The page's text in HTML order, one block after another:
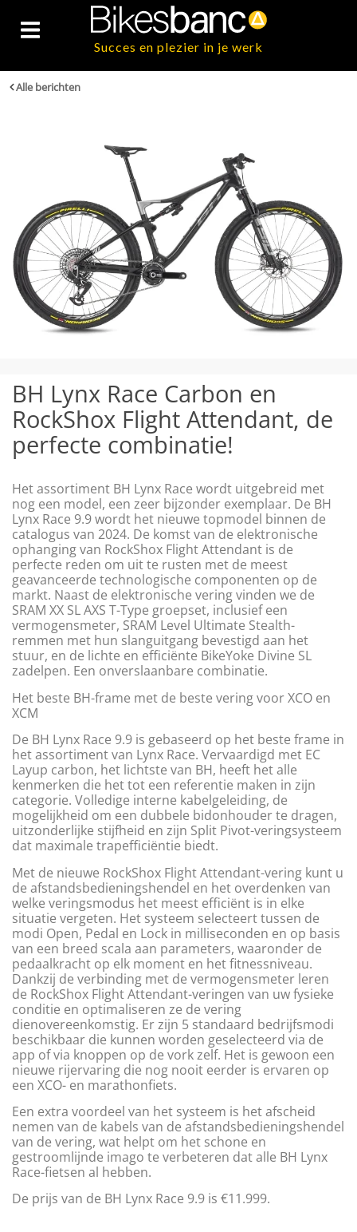
Succes en plezier in je werk
Alle berichten
BH Lynx Race Carbon en
RockShox Flight Attendant, de
perfecte combinatie!
Het assortiment BH Lynx Race wordt uitgebreid met
nog een model, een zeer bijzonder exemplaar. De BH
Lynx Race 9.9 wordt het nieuwe topmodel binnen de
catalogus van 2024. De komst van de elektronische
ophanging van RockShox Flight Attendant is de
perfecte reden om uit te rusten met de meest
geavanceerde technologische componenten op de
markt. Naast de elektronische vering vinden we de
SRAM XX SL AXS T-Type groepset, inclusief een
vermogensmeter, SRAM Level Ultimate Stealth-
remmen met hun slanguitgang bevestigd aan het
stuur, en de lichte en efficiënte BikeYoke Divine SL
zadelpen. Een onverslaanbare combinatie.
Het beste BH-frame met de beste vering voor XCO en
XCM
De BH Lynx Race 9.9 is gebaseerd op het beste frame in
het assortiment van Lynx Race. Vervaardigd met EC
Layup carbon, het lichtste van BH, heeft het alle
kenmerken die het tot een referentie maken in zijn
categorie. Volledige interne kabelgeleiding, de
mogelijkheid om een dubbele bidonhouder te dragen,
uitzonderlijke stijfheid en zijn Split Pivot-veringsysteem
dat maximale trapefficiëntie biedt.
Met de nieuwe RockShox Flight Attendant-vering kunt u
de afstandsbedieningshendel en het overdenken van
welke veringsmodus het meest efficiënt is in elke
situatie vergeten. Het systeem selecteert tussen de
modi Open, Pedal en Lock in milliseconden en op basis
van een breed scala aan parameters, waaronder de
pedaalkracht op elk moment en het fitnessniveau.
Dankzij de verbinding met de vermogensmeter leren
de RockShox Flight Attendant-veringen van uw fysieke
conditie en optimaliseren ze de vering
dienovereenkomstig. Er zijn 5 standaard bedrijfsmodi
beschikbaar die kunnen worden geselecteerd via de
app of via knoppen op de vork zelf. Het is gewoon een
nieuwe rijervaring die nog nooit eerder is ervaren op
een XCO- en marathonfiets.
Een extra voordeel van het systeem is het afscheid
nemen van de kabels van de afstandsbedieningshendel
van de vering, wat helpt om het schone en
gestroomlijnde imago te verbeteren dat alle BH Lynx
Race-fietsen al hebben.
De prijs van de BH Lynx Race 9.9 is €11.999.